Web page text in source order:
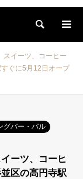
検索
スイーツ、コーヒー
ぐに5月12日オープ
グバー・バル
ーツ、コーヒ
区の高円寺駅